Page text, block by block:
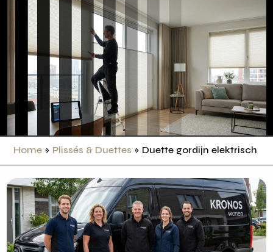
Home » Plissés & Duettes » Duette gordijn elektrisch